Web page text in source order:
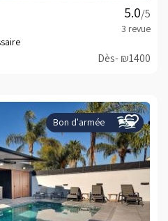
/5
Dès- ₪1400
Bon d'armée